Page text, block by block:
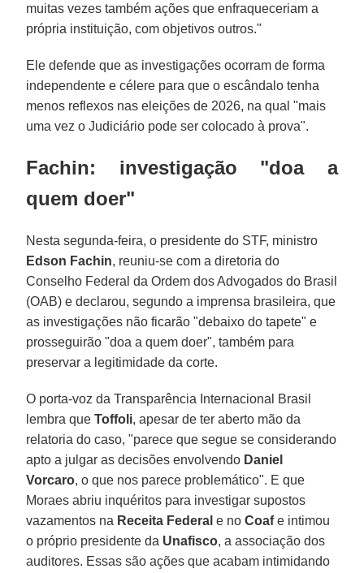
muitas vezes também ações que enfraqueceriam a
própria instituição, com objetivos outros."
Ele defende que as investigações ocorram de forma
independente e célere para que o escândalo tenha
menos reflexos nas eleições de 2026, na qual "mais
uma vez o Judiciário pode ser colocado à prova".
Fachin: investigação "doa a
quem doer"
Nesta segunda-feira, o presidente do STF, ministro
Edson Fachin, reuniu-se com a diretoria do
Conselho Federal da Ordem dos Advogados do Brasil
(OAB) e declarou, segundo a imprensa brasileira, que
as investigações não ficarão "debaixo do tapete" e
prosseguirão "doa a quem doer", também para
preservar a legitimidade da corte.
O porta-voz da Transparência Internacional Brasil
lembra queToffoli, apesar de ter aberto mão da
relatoria do caso, "parece que segue se considerando
apto a julgar as decisões envolvendo Daniel
Vorcaro, o que nos parece problemático". E que
Moraes abriu inquéritos para investigar supostos
vazamentos na Receita Federal e noCoafe intimou
o próprio presidente da Unafisco, a associação dos
auditores. Essas são ações que acabam intimidando